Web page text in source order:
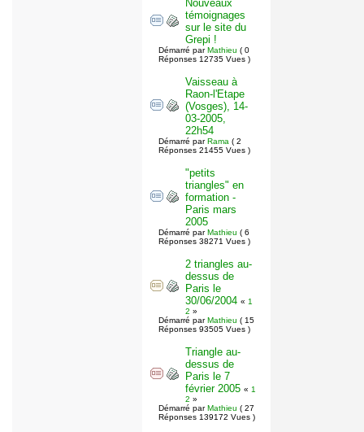
Nouveaux
témoignages
sur le site du
Grepi !
Démarré parMathieu ( 0
Réponses 12735 Vues )
Vaisseau à
Raon-l'Etape
(Vosges), 14-
03-2005,
22h54
Démarré parRama ( 2
Réponses 21455 Vues )
"petits
triangles" en
formation -
Paris mars
2005
Démarré parMathieu ( 6
Réponses 38271 Vues )
2 triangles au-
dessus de
Paris le
30/06/2004 « 1
2 »
Démarré parMathieu ( 15
Réponses 93505 Vues )
Triangle au-
dessus de
Paris le 7
février 2005 « 1
2 »
Démarré parMathieu ( 27
Réponses 139172 Vues )